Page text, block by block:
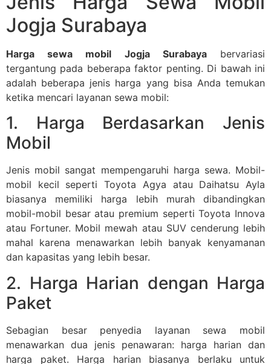
Jogja Surabaya
Harga sewa mobil Jogja Surabayabervariasi
tergantung pada beberapa faktor penting. Di bawah ini
adalah beberapa jenis harga yang bisa Anda temukan
ketika mencari layanan sewa mobil:
1. Harga Berdasarkan Jenis
Mobil
Jenis mobil sangat mempengaruhi harga sewa. Mobil-
mobil kecil seperti Toyota Agya atau Daihatsu Ayla
biasanya memiliki harga lebih murah dibandingkan
mobil-mobil besar atau premium seperti Toyota Innova
atau Fortuner. Mobil mewah atau SUV cenderung lebih
mahal karena menawarkan lebih banyak kenyamanan
dan kapasitas yang lebih besar.
2. Harga Harian dengan Harga
Paket
Sebagian besar penyedia layanan sewa mobil
menawarkan dua jenis penawaran: harga harian dan
harga paket. Harga harian biasanya berlaku untuk